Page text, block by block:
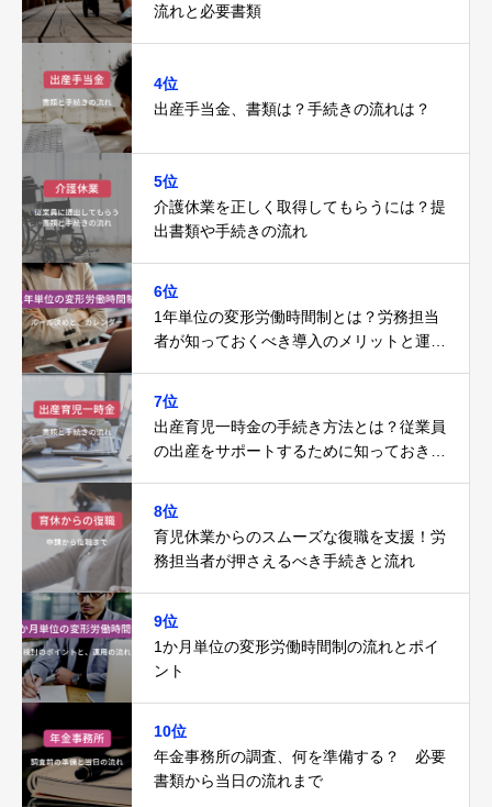
流れと必要書類
4位
出産手当金、書類は？手続きの流れは？
5位
介護休業を正しく取得してもらうには？提
出書類や手続きの流れ
6位
1年単位の変形労働時間制とは？労務担当
者が知っておくべき導入のメリットと運用
7位
出産育児一時金の手続き方法とは？従業員
の出産をサポートするために知っておきた
8位
育児休業からのスムーズな復職を支援！労
務担当者が押さえるべき手続きと流れ
9位
1か月単位の変形労働時間制の流れとポイ
ント
10位
年金事務所の調査、何を準備する？ 必要
書類から当日の流れまで